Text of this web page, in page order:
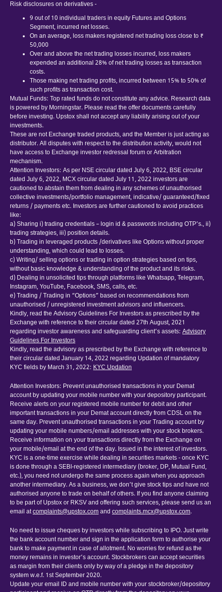
Risk disclosures on derivatives -
9 out of 10 individual traders in equity Futures and Options
Segment, incurred net losses.
On an average, loss makers registered net trading loss close to ₹
50,000
Over and above the net trading losses incurred, loss makers
expended an additional 28% of net trading losses as transaction
costs.
Those making net trading profits, incurred between 15% to 50% of
such profits as transaction cost.
Mutual Funds: Top rated funds do not constitute any advice. Research data
is powered by Morningstar. Please read the offer documents carefully
before investing. Upstox shall not accept any liability arising out of your
investments.
These are not Exchange traded products, and the Member is just acting as
distributor. All disputes with respect to the distribution activity, would not
have access to Exchange investor redressal forum or Arbitration
mechanism.
Attention Investors: As per NSE circular dated July 6, 2022, BSE circular
dated July 6, 2022, MCX circular dated July 11, 2022 investors are
cautioned to abstain them from dealing in any schemes of unauthorised
collective investments/portfolio management, indicative/ guaranteed/fixed
returns / payments etc. Investors are further cautioned to avoid practices
like:
a) Sharing i) trading credentials – login id & passwords including OTP’s., ii)
trading strategies, iii) position details.
b) Trading in leveraged products /derivatives like Options without proper
understanding, which could lead to losses.
c) Writing/ selling options or trading in option strategies based on tips,
without basic knowledge & understanding of the product and its risks.
d) Dealing in unsolicited tips through platforms like Whatsapp, Telegram,
Instagram, YouTube, Facebook, SMS, calls, etc.
e) Trading / Trading in “Options” based on recommendations from
unauthorised / unregistered investment advisors and influencers.
Kindly, read the Advisory Guidelines For Investors as prescribed by the
Exchange with reference to their circular dated 27th August, 2021
regarding investor awareness and safeguarding client’s assets: Advisory
Guidelines For Investors
Kindly, read the advisory as prescribed by the Exchange with reference to
their circular dated January 14, 2022 regarding Updation of mandatory
KYC fields by March 31, 2022: KYC Updation
Attention Investors: Prevent unauthorised transactions in your Demat
account by updating your mobile number with your depository participant.
Receive alerts on your registered mobile number for debit and other
important transactions in your Demat account directly from CDSL on the
same day. Prevent unauthorised transactions in your Trading account by
updating your mobile numbers/email addresses with your stock brokers.
Receive information on your transactions directly from the Exchange on
your mobile/email at the end of the day. Issued in the interest of investors.
KYC is a one-time exercise while dealing in securities markets - once KYC
is done through a SEBI-registered intermediary (broker, DP, Mutual Fund,
etc.), you need not undergo the same process again when you approach
another intermediary. As a business, we don’t give stock tips and have not
authorised anyone to trade on behalf of others. If you find anyone claiming
to be part of Upstox or RKSV and offering such services, please send us an
email atcomplaints@upstox.comand complaints.mcx@upstox.com.
No need to issue cheques by investors while subscribing to IPO. Just write
the bank account number and sign in the application form to authorise your
bank to make payment in case of allotment. No worries for refund as the
money remains in investor’s account. Stockbrokers can accept securities
as margin from their clients only by way of a pledge in the depository
system w.e.f. 1st September 2020.
Update your email ID and mobile number with your stockbroker/depository